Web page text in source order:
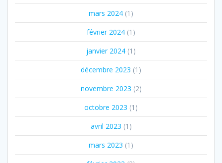
mars 2024 (1)
février 2024 (1)
janvier 2024 (1)
décembre 2023 (1)
novembre 2023 (2)
octobre 2023 (1)
avril 2023 (1)
mars 2023 (1)